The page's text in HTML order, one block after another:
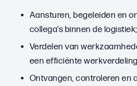
Aansturen, begeleiden en
collega’s binnen de logistiek;
Verdelen van
een efficiënte
Ontvangen, controleren en